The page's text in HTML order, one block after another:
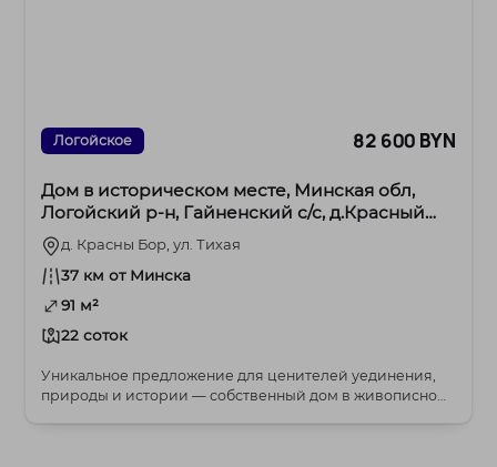
Логойское 82 600 BYN
Дом в историческом месте, Минская обл,
Логойский р-н, Гайненский с/с, д.Красный
Бор, ул.Тихая
д. Красны Бор, ул. Тихая
37 км от Минска
91 м²
22 соток
Уникальное предложение для ценителей уединения,
природы и истории — собственный дом в живописной